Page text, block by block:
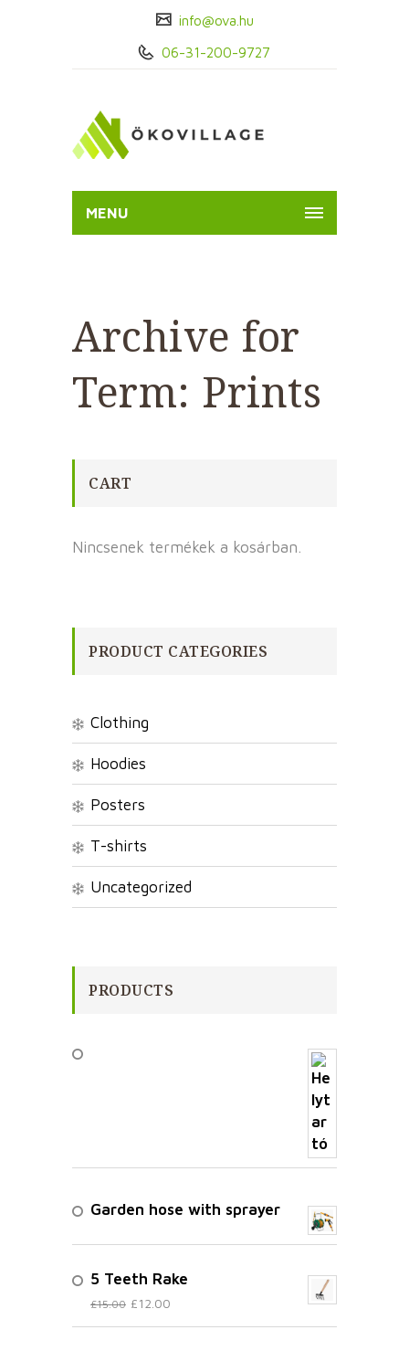
info@ova.hu
06-31-200-9727
MENU
Archive for
Term: Prints
CART
Nincsenek termékek a kosárban.
PRODUCT CATEGORIES
Clothing
Hoodies
Posters
T-shirts
Uncategorized
PRODUCTS
Garden hose with sprayer
5 Teeth Rake
£15.00 £12.00